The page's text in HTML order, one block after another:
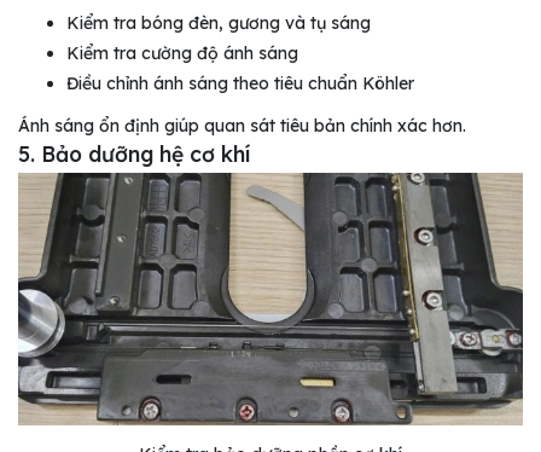
Kiểm tra bóng đèn, gương và tụ sáng
Kiểm tra cường độ ánh sáng
Điều chỉnh ánh sáng theo tiêu chuẩn Köhler
Ánh sáng ổn định giúp quan sát tiêu bản chính xác hơn.
5. Bảo dưỡng hệ cơ khí